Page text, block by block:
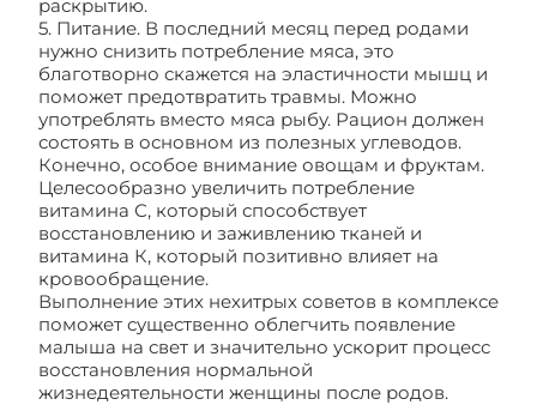
раскрытию.
5. Питание. В последний месяц перед родами
нужно снизить потребление мяса, это
благотворно скажется на эластичности мышц и
поможет предотвратить травмы. Можно
употреблять вместо мяса рыбу. Рацион должен
состоять в основном из полезных углеводов.
Конечно, особое внимание овощам и фруктам.
Целесообразно увеличить потребление
витамина С, который способствует
восстановлению и заживлению тканей и
витамина К, который позитивно влияет на
кровообращение.
Выполнение этих нехитрых советов в комплексе
поможет существенно облегчить появление
малыша на свет и значительно ускорит процесс
восстановления нормальной
жизнедеятельности женщины после родов.